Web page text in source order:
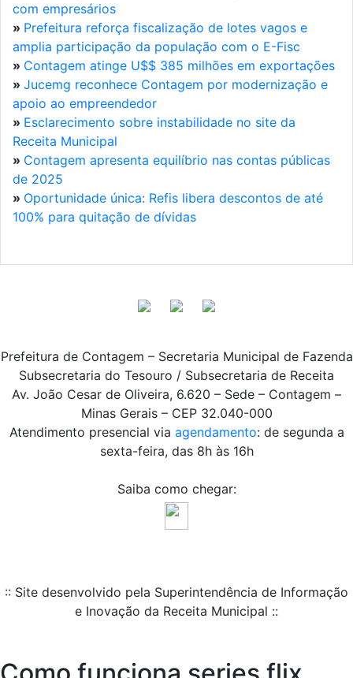
com empresários
» Prefeitura reforça fiscalização de lotes vagos e
amplia participação da população com o E-Fisc
» Contagem atinge U$$ 385 milhões em exportações
» Jucemg reconhece Contagem por modernização e
apoio ao empreendedor
» Esclarecimento sobre instabilidade no site da
Receita Municipal
» Contagem apresenta equilíbrio nas contas públicas
de 2025
» Oportunidade única: Refis libera descontos de até
100% para quitação de dívidas
Prefeitura de Contagem – Secretaria Municipal de Fazenda
Subsecretaria do Tesouro / Subsecretaria de Receita
Av. João Cesar de Oliveira, 6.620 – Sede – Contagem –
Minas Gerais – CEP 32.040-000
Atendimento presencial via agendamento: de segunda a
sexta-feira, das 8h às 16h
Saiba como chegar:
:: Site desenvolvido pela Superintendência de Informação
e Inovação da Receita Municipal ::